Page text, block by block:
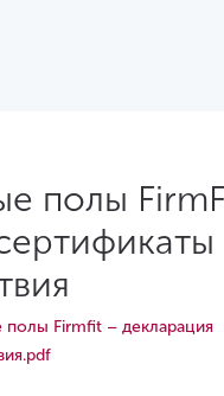
полы
полы Firmfit – декларация